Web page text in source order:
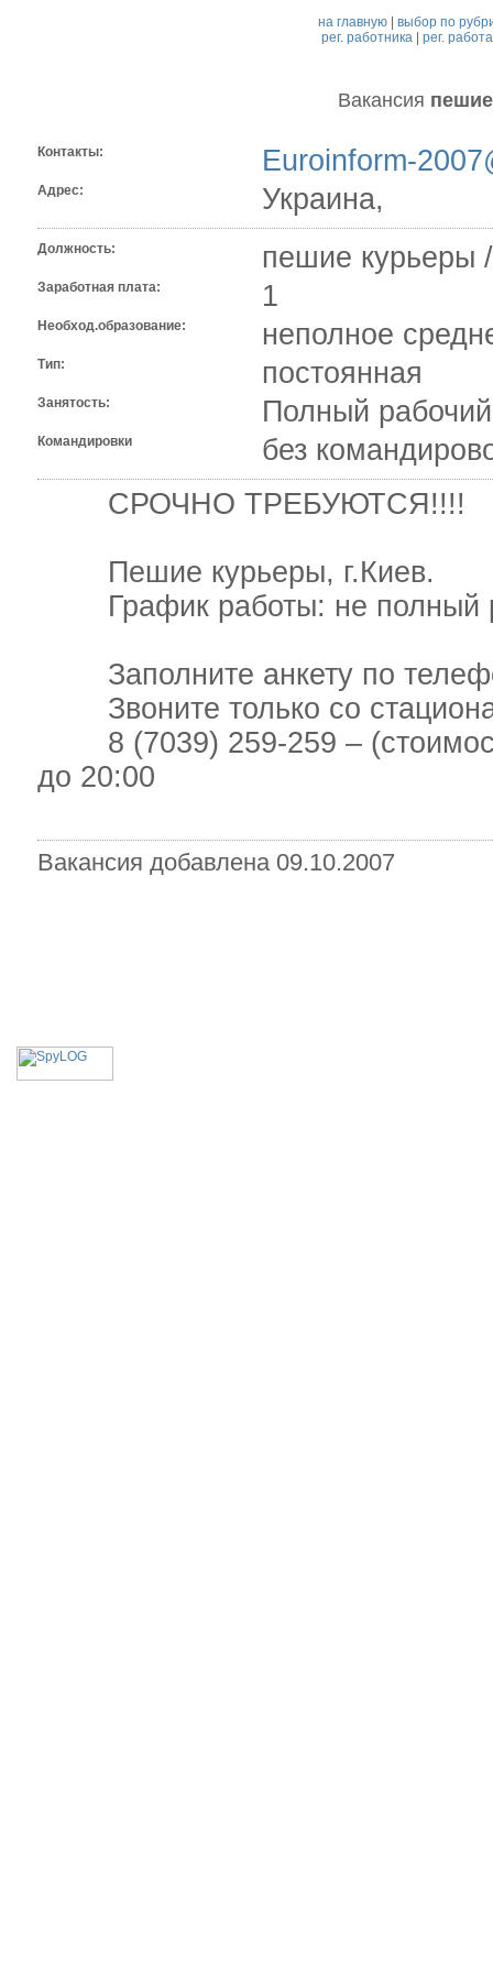
на главную |выбор по
рег. работника| рег.
Вакансия
Контакты: Euroinform-
Адрес: Украина,
Должность: пешие курьеры
Заработная плата: 1
Необход.образование: неполное
Тип: постоянная
Занятость: Полный
Командировки
без
СРОЧНО ТРЕБУЮТСЯ!!!!
Пешие курьеры, г.Киев.
График работы: не полный
Заполните анкету по
Звоните только со
8 (7039) 259-259 –
до 20:00
Вакансия добавлена 09.10.2007